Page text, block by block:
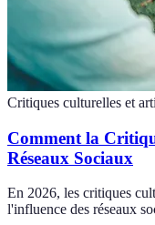
Critiques culturelles et
Comment la
Réseaux Sociaux
En 2026, les critiques
l'influence des réseaux